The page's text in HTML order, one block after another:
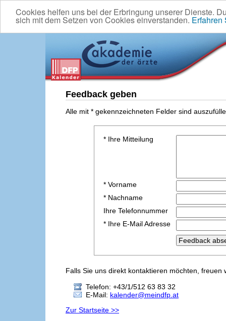
Cookies helfen uns bei der Erbringung unserer Dienste.
sich mit dem Setzen von Cookies einverstanden. Erfahren
Feedback geben
Alle mit * gekennzeichneten Felder sind
* Ihre Mitteilung
* Vorname
* Nachname
Ihre Telefonnummer
* Ihre E-Mail Adresse
Falls Sie uns direkt kontaktieren möchten,
Telefon: +43/1/512 63 83 32
E-Mail: kalender@meindfp.at
Zur Startseite >>